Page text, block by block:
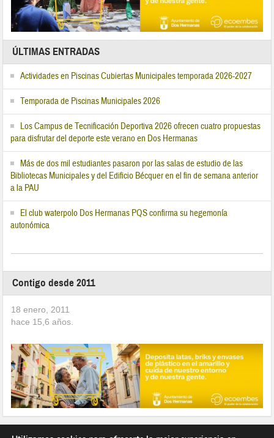
ÚLTIMAS ENTRADAS
Actividades en Piscinas Cubiertas Municipales temporada 2026-2027
Temporada de Piscinas Municipales 2026
Los Campus de Tecnificación Deportiva 2026 ofrecen cuatro propuestas
para disfrutar del deporte este verano en Dos Hermanas
Más de dos mil estudiantes pasaron por las salas de estudio de las
Bibliotecas Municipales y del Edificio Bécquer en el fin de semana anterior
a la PAU
El club waterpolo Dos Hermanas PQS confirma su hegemonía
autonómica
Contigo desde 2011
18 enero, 2011
hace 15,6 años.